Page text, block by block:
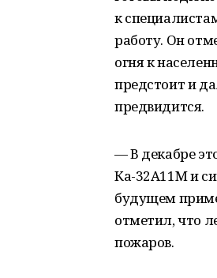
к
работу. Он
огня к
предстоит и
предвидится.
— В декабре
Ка-32А11М и
будущем
отметил, что
пожаров.